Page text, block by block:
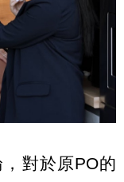
對於原PO的